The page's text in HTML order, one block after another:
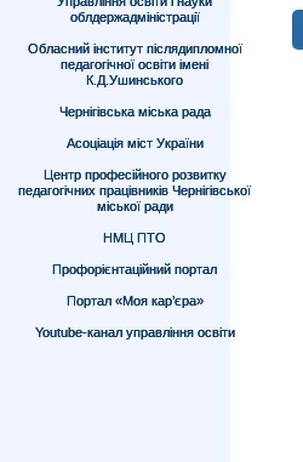
облдержадміністрації
Обласний інститут післядипломної
педагогічної освіти імені
К.Д.Ушинського
Чернігівська міська рада
Асоціація міст України
Центр професійного розвитку
педагогічних працівників Чернігівської
міської ради
НМЦ ПТО
Профорієнтаційний портал
Портал «Моя кар’єра»
Youtube-канал управління освіти